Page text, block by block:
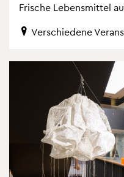
Fri­sche Le­bens­mit­tel
Ver­schie­de­ne